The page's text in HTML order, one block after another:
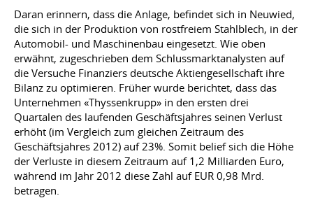
Daran erinnern, dass die Anlage, befindet sich in Neuwied,
die sich in der Produktion von rostfreiem Stahlblech, in der
Automobil- und Maschinenbau eingesetzt. Wie oben
erwähnt, zugeschrieben dem Schlussmarktanalysten auf
die Versuche Finanziers deutsche Aktiengesellschaft ihre
Bilanz zu optimieren. Früher wurde berichtet, dass das
Unternehmen «Thyssenkrupp» in den ersten drei
Quartalen des laufenden Geschäftsjahres seinen Verlust
erhöht (im Vergleich zum gleichen Zeitraum des
Geschäftsjahres 2012) auf 23%. Somit belief sich die Höhe
der Verluste in diesem Zeitraum auf 1,2 Milliarden Euro,
während im Jahr 2012 diese Zahl auf EUR 0,98 Mrd.
betragen.